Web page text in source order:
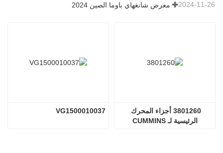
معرض شانغهاي باوما الصين 2024 2024-11-26
VG1500010037
الرئيسية لـ CUMMINS